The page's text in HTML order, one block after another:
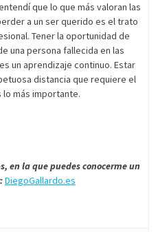
que lo que más valoran las
a un ser querido es el trato
Tener la oportunidad de
una persona fallecida en las
un aprendizaje continuo. Estar
distancia que requiere el
lo más importante.
en la que puedes conocerme un
DiegoGallardo.es